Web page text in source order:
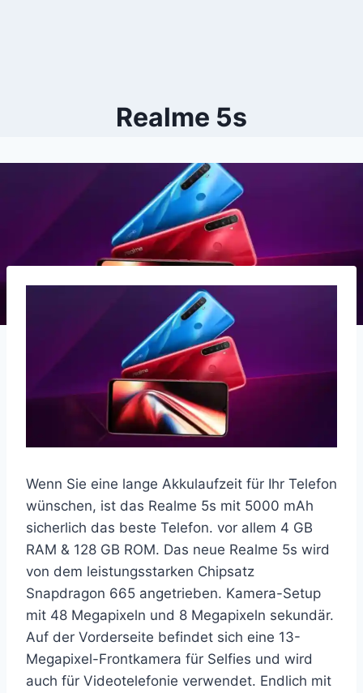
Realme 5s
Wenn Sie eine lange Akkulaufzeit für Ihr Telefon
wünschen, ist das Realme 5s mit 5000 mAh
sicherlich das beste Telefon. vor allem 4 GB
RAM & 128 GB ROM. Das neue Realme 5s wird
von dem leistungsstarken Chipsatz
Snapdragon 665 angetrieben. Kamera-Setup
mit 48 Megapixeln und 8 Megapixeln sekundär.
Auf der Vorderseite befindet sich eine 13-
Megapixel-Frontkamera für Selfies und wird
auch für Videotelefonie verwendet. Endlich mit